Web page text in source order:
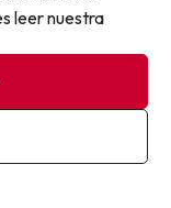
leer nuestra